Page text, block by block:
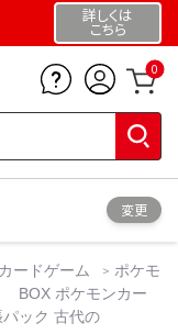
詳しくは
こちら
0
変更
ードゲーム
ポケモ
BOX ポケモンカー
ック 古代の